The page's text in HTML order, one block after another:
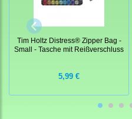
Tim Holtz Distress® Zipper Bag -
Small - Tasche mit Reißverschluss
5,99 €